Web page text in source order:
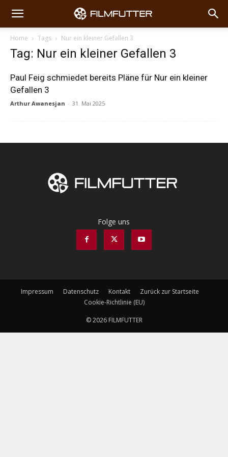
Home Tags Nur ein kleiner Gefallen 3
Tag: Nur ein kleiner Gefallen 3
Paul Feig schmiedet bereits Pläne für Nur ein kleiner
Gefallen 3
Arthur Awanesjan - 31. Mai 2025
Folge uns
Impressum Datenschutz Kontakt
Zurück zur Startseite
Cookie-Richtlinie (EU)
© 2026 FILMFUTTER